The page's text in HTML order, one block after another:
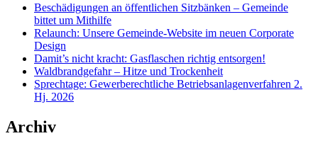
Beschädigungen an öffentlichen Sitzbänken – Gemeinde
bittet um Mithilfe
Relaunch: Unsere Gemeinde-Website im neuen Corporate
Design
Damit’s nicht kracht: Gasflaschen richtig entsorgen!
Waldbrandgefahr – Hitze und Trockenheit
Sprechtage: Gewerberechtliche Betriebsanlagenverfahren 2.
Hj. 2026
Archiv